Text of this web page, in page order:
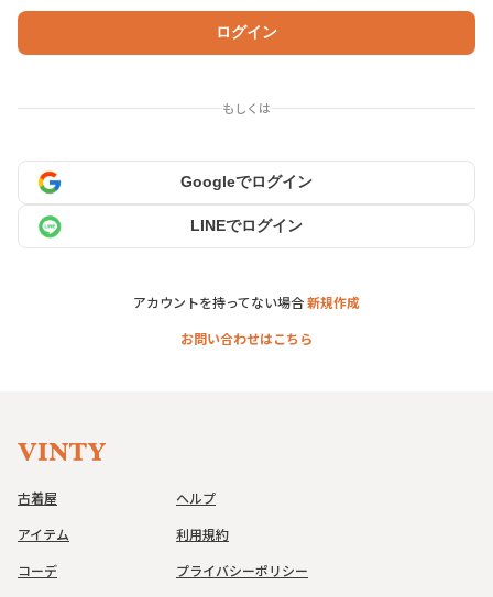
ログイン
もしくは
Googleでログイン
LINEでログイン
アカウントを持ってない場合新規作成
お問い合わせはこちら
古着屋
アイテム
コーデ
ヘルプ
利用規約
プライバシーポリシー